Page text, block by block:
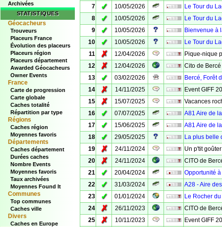
Archivées
STATISTIQUES
Géocacheurs
Trouveurs
Placeurs France
Évolution des placeurs
Placeurs région
Placeurs département
Awarded Géocacheurs
Owner Events
France
Carte de progression
Carte globale
Caches totalité
Répartition par type
Régions
Caches région
Moyennes favoris
Départements
Caches département
Durées caches
Nombre Events
Moyennes favoris
Taux archivées
Moyennes Found It
Communes
Top communes
Caches ville
Divers
Caches en Europe
7
✓ 10/05/2026
Le Tour du
8
✓ 10/05/2026
Le Tour du
9
✓ 10/05/2026
Bienvenue à
10
✓ 10/05/2026
Le Tour du
11
✗ 12/04/2026
Pique-nique
12
✗ 12/04/2026
Cito de
13
✓ 03/02/2026
Bercé, Forêt
14
✗ 14/11/2025
Event GIFF
15
✗ 15/07/2025
Vacances
16
✓ 07/07/2025
A81 Aire de
17
✓ 15/06/2025
A81 Aire de
18
✓ 29/05/2025
La plus belle
19
✗ 24/11/2024
Un p'tit
20
✗ 24/11/2024
CITO de
21
✓ 20/04/2024
Opportunité
22
✓ 31/03/2024
A28 - Aire
23
✓ 01/01/2024
Le Rocher
24
✗ 26/11/2023
CITO de
25
✗ 10/11/2023
Event GIFF